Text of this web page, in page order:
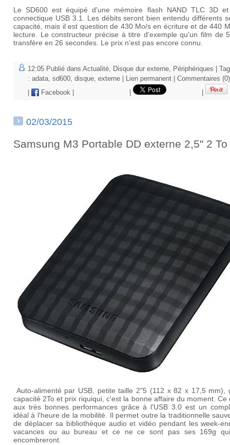
Le SD600 est équipé d'une mémoire flash NAND TLC 3D
connectique USB 3.1. Les débits seront bien entendu différents
capacité, mais il est question de 430 Mo/s en écriture et de 440
lecture. Le constructeur précise à titre d'exemple qu'un film de
transfère en 26 secondes. Le prix n'est pas encore connu.
12:05 Publié dans Actualité Disque dur externe Périphériques |
: adata sd600 disque externe Lien permanent
Commentaires (0)
Facebook
02/03/2015
Samsung M3 Portable DD externe 2,5" 2 To
Auto-alimenté par USB, petite taille 2"5 (112 x 82 x 17,5 mm),
capacité 2To et prix riquiqui, c'est la bonne affaire du moment. Ce
aux très bonnes performances grâce à l'USB 3.0 est un
idéal à l'heure de la mobilité. Il permet outre la traditionnelle
de déplacer sa bibliothèque audio et vidéo pendant les week-
vacances ou au bureau et ce ne ce sont pas ses 169g
encombreront.